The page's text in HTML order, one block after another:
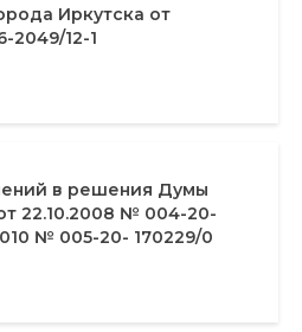
Иркутска от
2049/12-1
в решения Думы
22.10.2008 № 004-20-
№ 005-20- 170229/0